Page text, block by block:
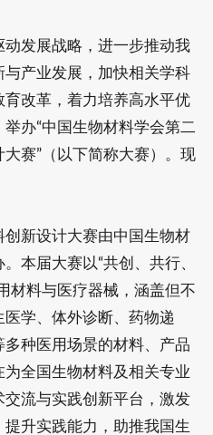
发展战略，进一步推动我
与产业发展，加快相关学科
改革，着力培养高水平优
办“中国生物材料学会第二
赛”（以下简称大赛）。现
新设计大赛由中国生物材
本届大赛以“共创、共行、
材料与医疗器械，涵盖但不
学、体外诊断、药物递
种医用场景的材料、产品
全国生物材料及相关专业
流与实践创新平台，激发
升实践能力，助推我国生